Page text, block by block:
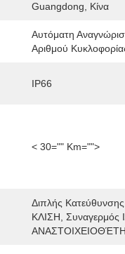
Guangdong, Κίνα
Αυτόματη
Αριθμού
IP66
< 30="" Km="">
Διπλής
ΚΛΙΣΗ, Συναγερμός